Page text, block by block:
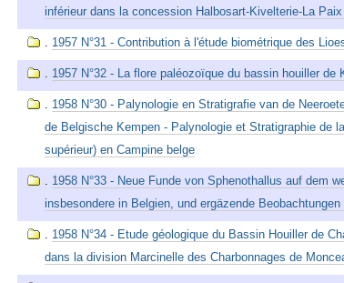
inférieur dans la concession Halbosart-Kivelterie-La
1957 N°31 - Contribution à l'étude biométrique des
1957 N°32 - La flore paléozoïque du bassin houiller de
1958 N°30 - Palynologie en Stratigrafie van de
de Belgische Kempen - Palynologie et Stratigraphie de
supérieur) en Campine belge
1958 N°33 - Neue Funde von Sphenothallus auf dem
insbesondere in Belgien, und ergäzende
1958 N°34 - Etude géologique du Bassin Houiller de
dans la division Marcinelle des Charbonnages de